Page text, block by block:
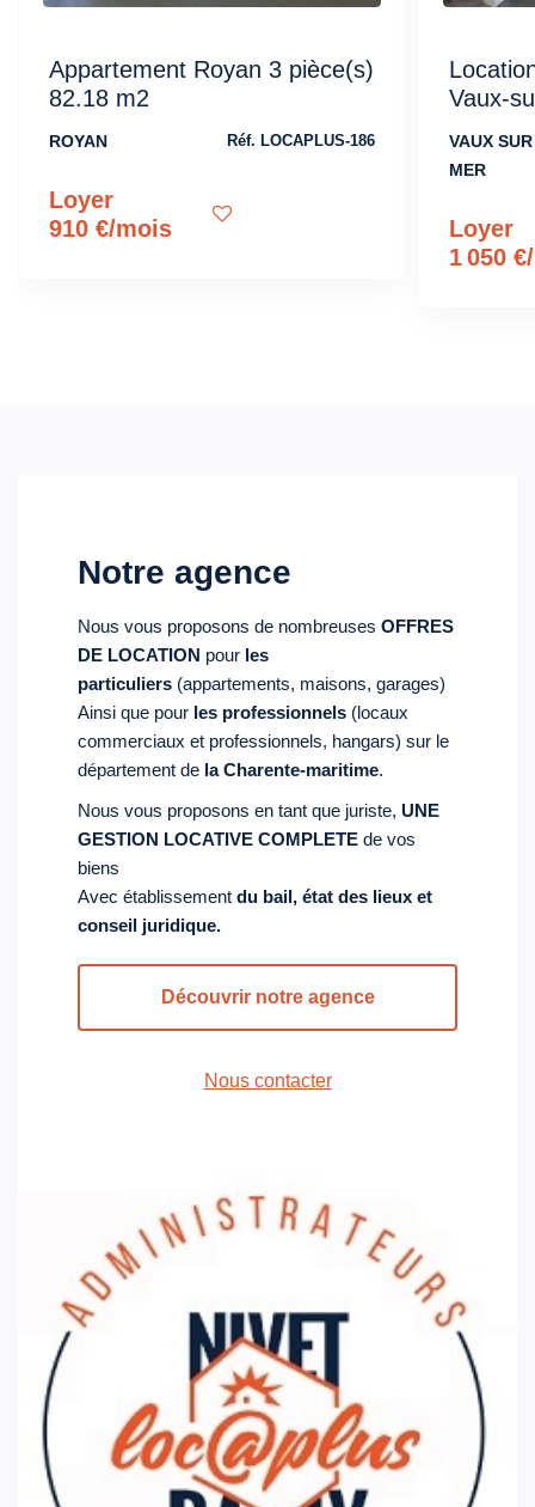
Appartement Royan 3 pièce(s)
82.18 m2
ROYAN Réf. LOCAPLUS-186
Loyer
910 €/mois
Vaux-
VAUX SUR
MER
Loyer
1 050
Notre agence
Nous vous proposons de nombreuses OFFRES
DE LOCATION pour les
particuliers (appartements, maisons, garages)
Ainsi que pour les professionnels (locaux
commerciaux et professionnels, hangars) sur le
département de la Charente-maritime.
Nous vous proposons en tant que juriste, UNE
GESTION LOCATIVE COMPLETE de vos
biens
Avec établissement du bail, état des lieux et
conseil juridique.
Découvrir notre agence
Nous contacter